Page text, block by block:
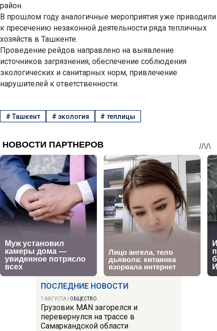
ПОСЛЕДНИЕ НОВОСТИ
7 АВГУСТА ОБЩЕСТВО
Грузовик MAN загорелся и
перевернулся на трассе в
Самаркандской области
район.
В прошлом году аналогичные мероприятия уже приводили
к пресечению незаконной деятельности ряда тепличных
хозяйств в Ташкенте.
Проведение рейдов направлено на выявление
источников загрязнения, обеспечение соблюдения
экологических и санитарных норм, привлечение
нарушителей к ответственности.
#Ташкент # экология #теплицы